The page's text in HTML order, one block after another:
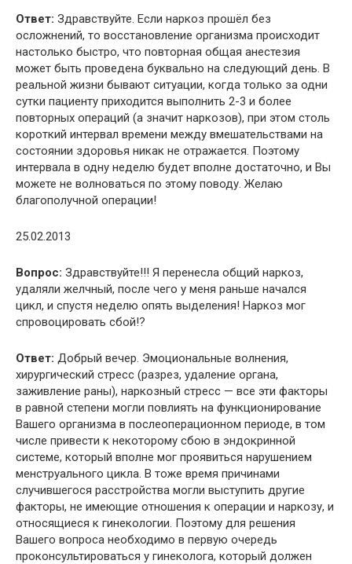
Ответ: Здравствуйте. Если наркоз прошёл без
осложнений, то восстановление организма происходит
настолько быстро, что повторная общая анестезия
может быть проведена буквально на следующий день. В
реальной жизни бывают ситуации, когда только за одни
сутки пациенту приходится выполнить 2-3 и более
повторных операций (а значит наркозов), при этом столь
короткий интервал времени между вмешательствами на
состоянии здоровья никак не отражается. Поэтому
интервала в одну неделю будет вполне достаточно, и Вы
можете не волноваться по этому поводу. Желаю
благополучной операции!
25.02.2013
Вопрос: Здравствуйте!!! Я перенесла общий наркоз,
удаляли желчный, после чего у меня раньше начался
цикл, и спустя неделю опять выделения! Наркоз мог
спровоцировать сбой!?
Ответ: Добрый вечер. Эмоциональные волнения,
хирургический стресс (разрез, удаление органа,
заживление раны), наркозный стресс — все эти факторы
в равной степени могли повлиять на функционирование
Вашего организма в послеоперационном периоде, в том
числе привести к некоторому сбою в эндокринной
системе, который вполне мог проявиться нарушением
менструального цикла. В тоже время причинами
случившегося расстройства могли выступить другие
факторы, не имеющие отношения к операции и наркозу, и
относящиеся к гинекологии. Поэтому для решения
Вашего вопроса необходимо в первую очередь
проконсультироваться у гинеколога, который должен